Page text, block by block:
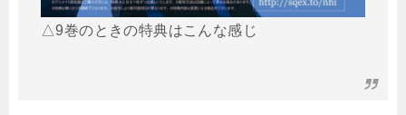
△9巻のときの特典はこんな感じ